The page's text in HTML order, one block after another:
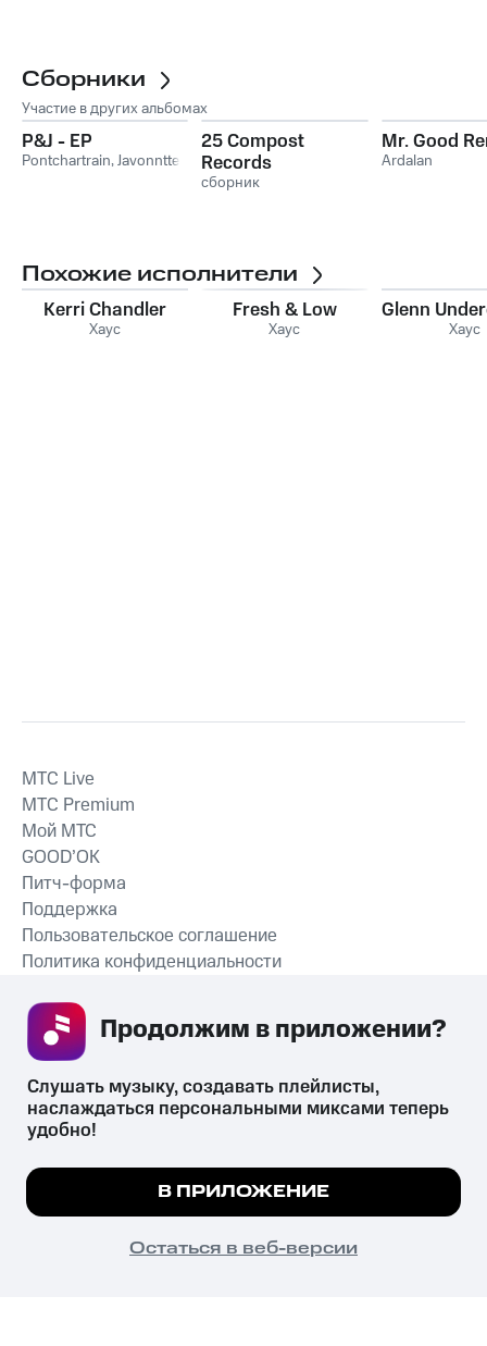
Сборники
Участие в других альбомах
P&J - EP
Pontchartrain,Javonntte
25 Compost
Records
сборник
Mr. Good
Ardalan
Похожие исполнители
Kerri Chandler
Хаус
Fresh & Low
Хаус
Glenn
Хаус
СКАЧАТЬ ПРИЛОЖЕНИЕ
MTС Live
MTС Premium
Мой МТС
GOOD’OK
Питч-форма
Поддержка
Пользовательское соглашение
Политика конфиденциальности
психотропных веществ, их аналогов причиняет вред здоровью,
их незаконный оборот запрещён и влечёт установленную
законодательством ответственность.
© 2026 ООО «КИОН».
Все права защищены
Мы используем куки, чтобы на сайте все
Подробнее
ПОНЯТНО
Слушать музыку, создавать плейлисты,
наслаждаться персональными миксами теперь
удобно!
В ПРИЛОЖЕНИЕ
Остаться в веб-версии